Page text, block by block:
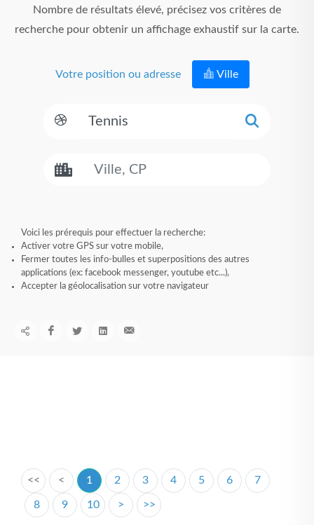
Nombre de résultats élevé, précisez vos critères de
recherche pour obtenir un affichage exhaustif sur la carte.
Votre position ou adresse Ville
Voici les prérequis pour effectuer la recherche:
Activer votre GPS sur votre mobile,
Fermer toutes les info-bulles et superpositions des autres
applications (ex: facebook messenger, youtube etc...),
Accepter la géolocalisation sur votre navigateur
<< < 1 2 3 4 5 6 7
8 9 10 > >>